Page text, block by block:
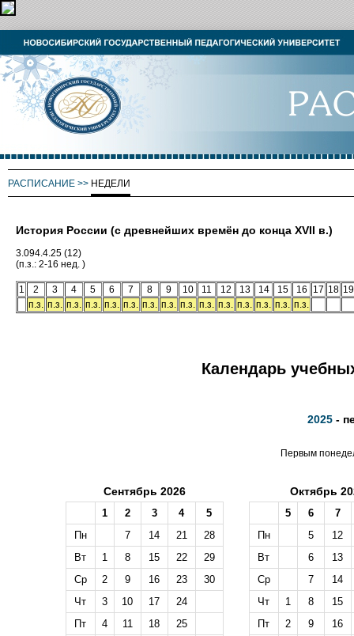
РАСПИСАНИЕ >> НЕДЕЛИ
История России (с древнейших времён до конца ХVII в.)
3.094.4.25 (12)
(п.з.: 2-16 нед. )
1 2 3 4 5 6 7 8 9 10 11 12 13 14 15 16 17 18 19
п.з. п.з. п.з. п.з. п.з. п.з. п.з. п.з. п.з. п.з. п.з. п.з. п.з. п.з. п.з.
Календарь
2025 -
Первым
Сентябрь 2026
1 2 3 4
5
Пн
7 14 21
28
Вт
1 8 15 22
29
Ср
2 9 16 23
30
Чт
3 10 17
24
Пт
4 11 18
25
Октябрь
5 6
7
Пн
5
12
Вт
6
13
Ср
7
14
Чт
1 8
15
Пт
2 9
16